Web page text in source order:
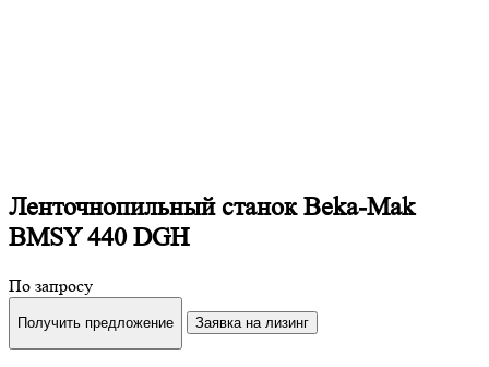
Ленточнопильный станок Beka-Mak
BMSY 440 DGH
По запросу
Получить предложение Заявка на лизинг